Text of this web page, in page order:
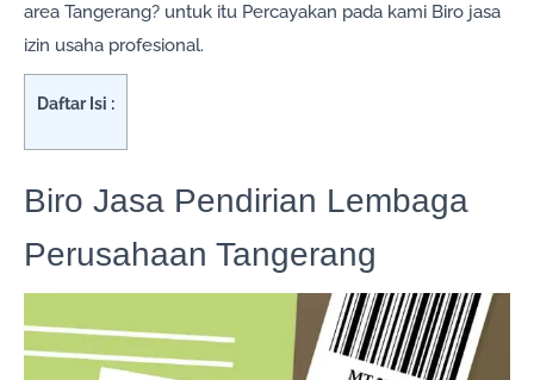
area Tangerang? untuk itu Percayakan pada kami Biro jasa
izin usaha profesional.
Daftar Isi :
Biro Jasa Pendirian Lembaga
Perusahaan Tangerang